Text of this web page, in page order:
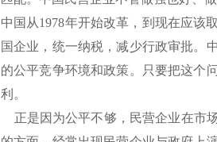
中国从1978年开始改革，到现在应该
国企业，统一纳税，减少行政审批。
的公平竞争环境和政策。只要把这个
利。
正是因为公平不够，民营企业在市